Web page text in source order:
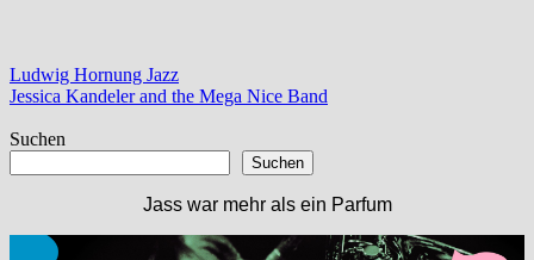
Beitragsnavigation
Vorheriger
Beitrag:
Ludwig Hornung Jazz
Nächster
Jessica Kandeler and the Mega Nice Band
Suchen
Suchen
Jass war mehr als ein Parfum